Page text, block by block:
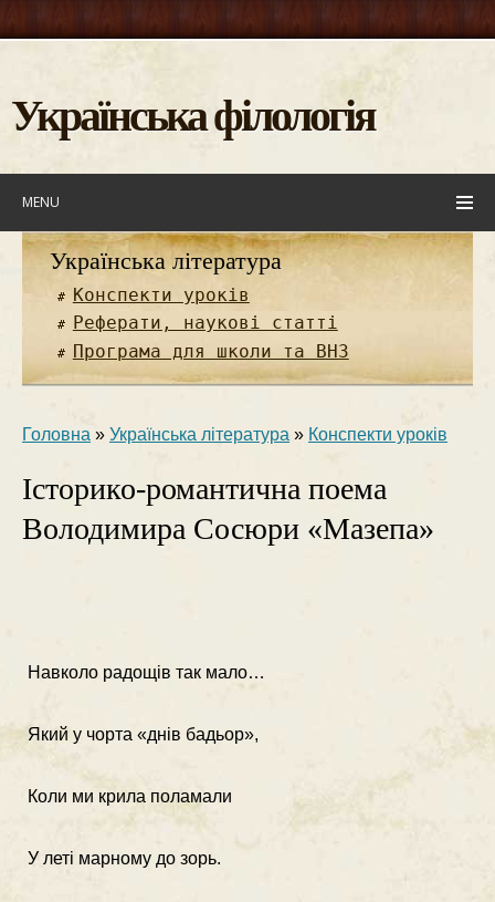
Українська філологія
MENU
Українська література
Конспекти уроків
Реферати, наукові статті
Програма для школи та ВНЗ
Головна » Українська література » Конспекти уроків
Історико-романтична поема
Володимира Сосюри «Мазепа»
Навколо радощів так мало…
Який у чорта «днів бадьор»,
Коли ми крила поламали
У леті марному до зорь.